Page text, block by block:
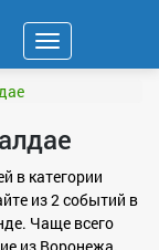
Навигация
в категории
из 2 событий в
Чаще всего